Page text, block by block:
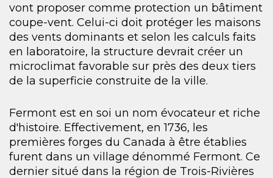
vont proposer comme protection un bâtiment
coupe-vent. Celui-ci doit protéger les maisons
des vents dominants et selon les calculs faits
en laboratoire, la structure devrait créer un
microclimat favorable sur près des deux tiers
de la superficie construite de la ville.
Fermont est en soi un nom évocateur et riche
d'histoire. Effectivement, en 1736, les
premières forges du Canada à être établies
furent dans un village dénommé Fermont. Ce
dernier situé dans la région de Trois-Rivières